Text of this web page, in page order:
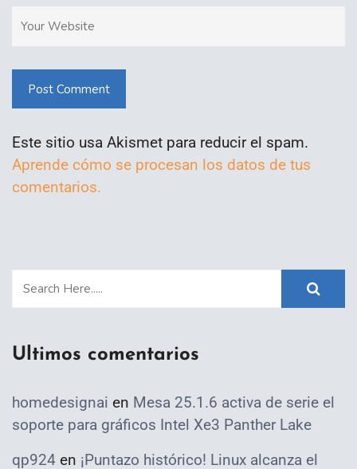
Post Comment
Este sitio usa Akismet para reducir el spam.
Aprende cómo se procesan los datos de tus
comentarios.
Ultimos comentarios
homedesignai en Mesa 25.1.6 activa de serie el
soporte para gráficos Intel Xe3 Panther Lake
qp924 en ¡Puntazo histórico! Linux alcanza el